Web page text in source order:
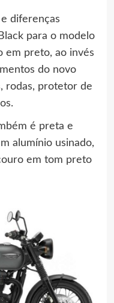
diferenças
para o modelo
em preto, ao invés
do novo
rodas, protetor de
é preta e
alumínio usinado,
em tom preto